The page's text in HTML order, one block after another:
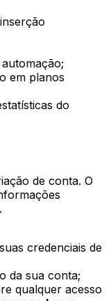
em planos
do
de conta. O
credenciais de
da sua conta;
qualquer acesso